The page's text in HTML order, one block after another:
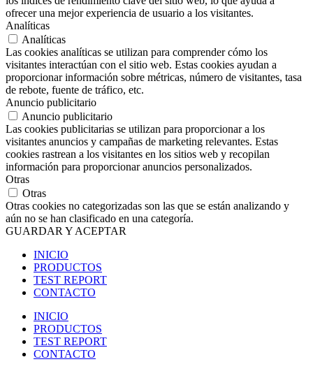
ofrecer una mejor experiencia de usuario a los visitantes.
Analíticas
Analíticas
Las cookies analíticas se utilizan para comprender cómo los
visitantes interactúan con el sitio web. Estas cookies ayudan a
proporcionar información sobre métricas, número de visitantes, tasa
de rebote, fuente de tráfico, etc.
Anuncio publicitario
Anuncio publicitario
Las cookies publicitarias se utilizan para proporcionar a los
visitantes anuncios y campañas de marketing relevantes. Estas
cookies rastrean a los visitantes en los sitios web y recopilan
información para proporcionar anuncios personalizados.
Otras
Otras
Otras cookies no categorizadas son las que se están analizando y
aún no se han clasificado en una categoría.
GUARDAR Y ACEPTAR
INICIO
PRODUCTOS
TEST REPORT
CONTACTO
INICIO
PRODUCTOS
TEST REPORT
CONTACTO